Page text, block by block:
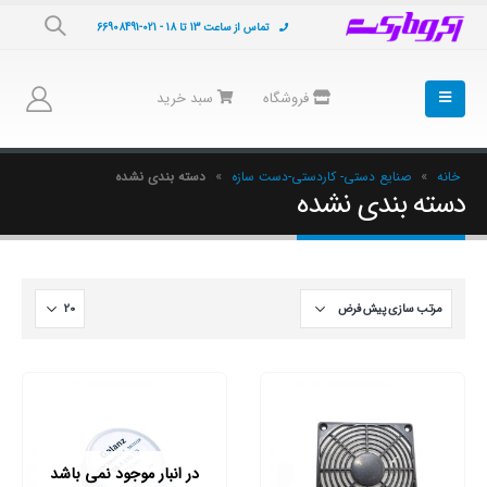
تماس از ساعت 13 تا 18 - 021-66908491
فروشگاه سبد خرید
خانه » صنایع دستی- کاردستی-دست سازه » دسته بندی نشده
دسته بندی نشده
در انبار موجود نمی باشد